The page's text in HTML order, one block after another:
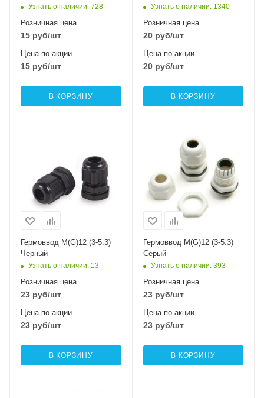
Узнать о наличии: 728
Розничная цена
15 руб/шт
Цена по акции
15 руб/шт
В КОРЗИНУ
Узнать о наличии: 1340
Розничная цена
20руб/шт
Цена по акции
20руб/шт
В КОРЗИНУ
Гермоввод M(G)12 (3-5.3)
Черный
Узнать о наличии: 13
Розничная цена
23 руб/шт
Цена по акции
23 руб/шт
В КОРЗИНУ
Гермоввод M(G)12 (3-5.3)
Серый
Узнать о наличии: 393
Розничная цена
23руб/шт
Цена по акции
23руб/шт
В КОРЗИНУ